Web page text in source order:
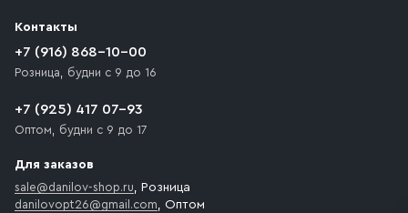
Контакты
+7 (916) 868-10-00
Розница, будни с 9 до 16
+7 (925) 417 07-93
Оптом, будни с 9 до 17
Для заказов
sale@danilov-shop.ru, Розница
danilovopt26@gmail.com, Оптом